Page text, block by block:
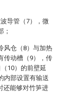
导管（7），微
；
风仓（8）与加热
传动槽（9），传
10）的前壁延
内部设置有输送
还能够对竹笋进